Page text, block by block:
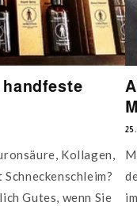
handfeste
Kollagen,
Gutes, wenn Sie